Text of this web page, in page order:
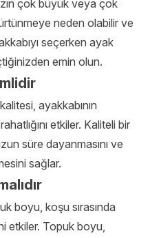
çok büyük veya çok
neden olabilir ve
seçerken ayak
emin olun.
ayakkabının
rahatlığını etkiler. Kaliteli bir
süre dayanmasını ve
sağlar.
boyu, koşu sırasında
etkiler. Topuk boyu,